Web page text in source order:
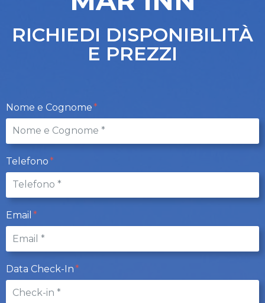
RICHIEDI DISPONIBILITÀ
E PREZZI
Nome e Cognome
Telefono
Email
Data Check-In